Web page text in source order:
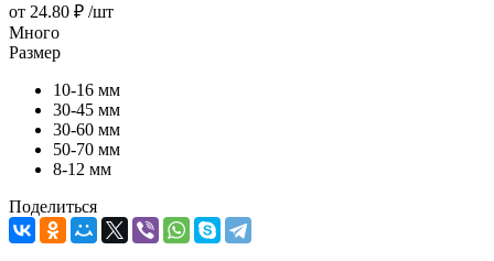
от 24.80 ₽ /шт
Много
Размер
10-16 мм
30-45 мм
30-60 мм
50-70 мм
8-12 мм
Поделиться